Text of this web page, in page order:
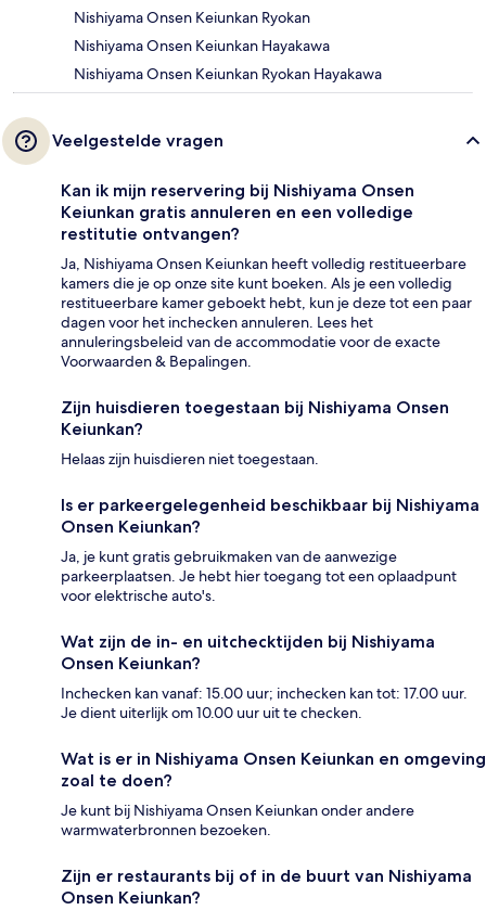
Nishiyama Onsen Keiunkan Ryokan
Nishiyama Onsen Keiunkan Hayakawa
Nishiyama Onsen Keiunkan Ryokan Hayakawa
Veelgestelde vragen
Kan ik mijn reservering bij Nishiyama Onsen
Keiunkan gratis annuleren en een volledige
restitutie ontvangen?
Ja, Nishiyama Onsen Keiunkan heeft volledig restitueerbare
kamers die je op onze site kunt boeken. Als je een volledig
restitueerbare kamer geboekt hebt, kun je deze tot een paar
dagen voor het inchecken annuleren. Lees het
annuleringsbeleid van de accommodatie voor de exacte
Voorwaarden & Bepalingen.
Zijn huisdieren toegestaan bij Nishiyama Onsen
Keiunkan?
Helaas zijn huisdieren niet toegestaan.
Is er parkeergelegenheid beschikbaar bij Nishiyama
Onsen Keiunkan?
Ja, je kunt gratis gebruikmaken van de aanwezige
parkeerplaatsen. Je hebt hier toegang tot een oplaadpunt
voor elektrische auto's.
Wat zijn de in- en uitchecktijden bij Nishiyama
Onsen Keiunkan?
Inchecken kan vanaf: 15.00 uur; inchecken kan tot: 17.00 uur.
Je dient uiterlijk om 10.00 uur uit te checken.
Wat is er in Nishiyama Onsen Keiunkan en omgeving
zoal te doen?
Je kunt bij Nishiyama Onsen Keiunkan onder andere
warmwaterbronnen bezoeken.
Zijn er restaurants bij of in de buurt van Nishiyama
Onsen Keiunkan?